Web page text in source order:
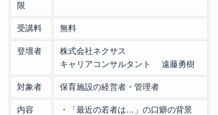
限
受講料 無料
登壇者
株式会社ネクサス
キャリアコンサルタント 遠藤勇樹
対象者 保育施設の経営者・管理者
内容
・「最近の若者は…」の口癖の背景